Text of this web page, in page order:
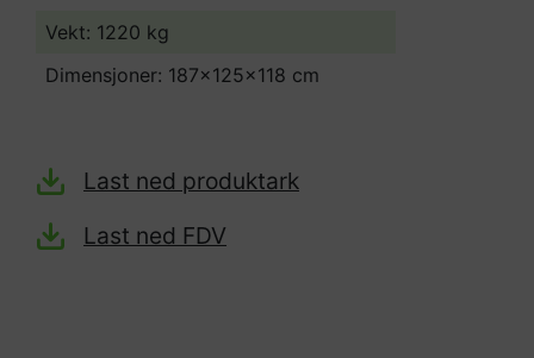
Vekt: 1220 kg
Dimensjoner: 187x125x118 cm
Last ned produktark
Last ned FDV